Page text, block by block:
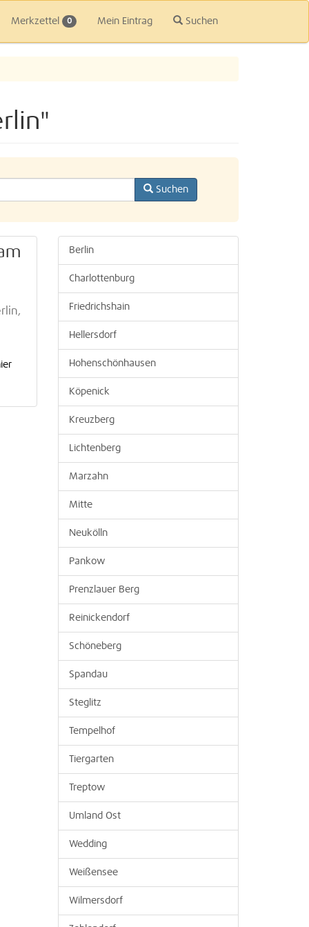
Merkzettel 0 Mein Eintrag Suchen
Suchen
Berlin
Charlottenburg
Friedrichshain
Hellersdorf
Hohenschönhausen
Köpenick
Kreuzberg
Lichtenberg
Marzahn
Mitte
Neukölln
Pankow
Prenzlauer Berg
Reinickendorf
Schöneberg
Spandau
Steglitz
Tempelhof
Tiergarten
Treptow
Umland Ost
Wedding
Weißensee
Wilmersdorf